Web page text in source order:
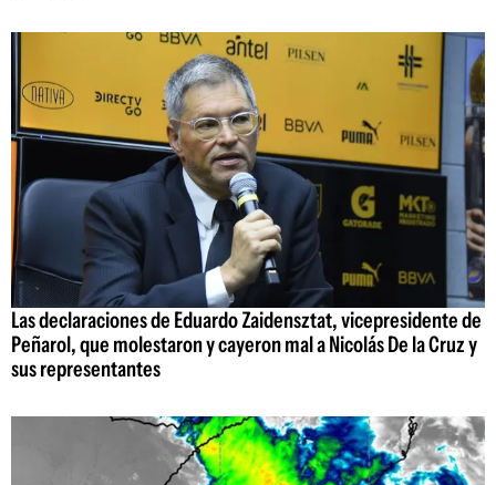
Las declaraciones de Eduardo Zaidensztat, vicepresidente de
Peñarol, que molestaron y cayeron mal a Nicolás De la Cruz y
sus representantes